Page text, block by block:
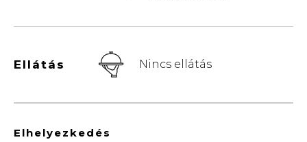
Ellátás Nincs ellátás
Elhelyezkedés